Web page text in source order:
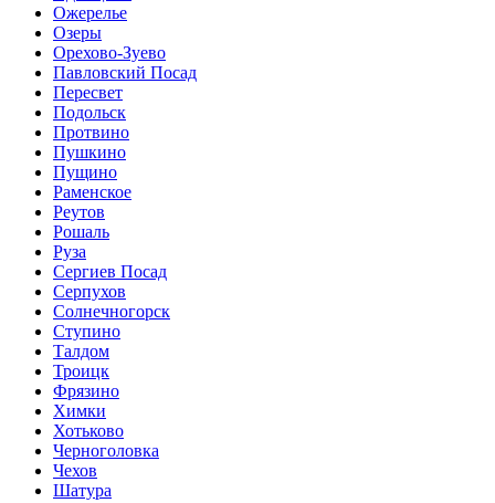
Ожерелье
Озеры
Орехово-Зуево
Павловский Посад
Пересвет
Подольск
Протвино
Пушкино
Пущино
Раменское
Реутов
Рошаль
Руза
Сергиев Посад
Серпухов
Солнечногорск
Ступино
Талдом
Троицк
Фрязино
Химки
Хотьково
Черноголовка
Чехов
Шатура